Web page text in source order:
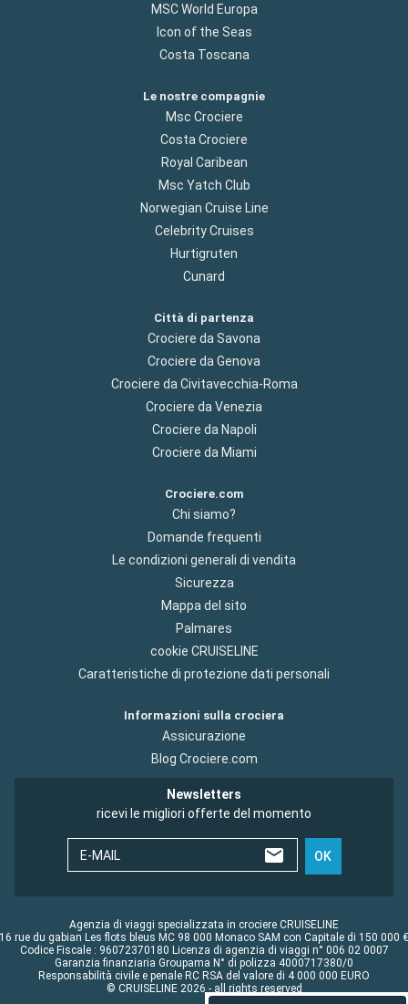
MSC World Europa
Icon of the Seas
Costa Toscana
Le nostre compagnie
Msc Crociere
Costa Crociere
Royal Caribean
Msc Yatch Club
Norwegian Cruise Line
Celebrity Cruises
Hurtigruten
Cunard
Città di partenza
Crociere da Savona
Crociere da Genova
Crociere da Civitavecchia-Roma
Crociere da Venezia
Crociere da Napoli
Crociere da Miami
Crociere.com
Chi siamo?
Domande frequenti
Le condizioni generali di vendita
Sicurezza
Mappa del sito
Palmares
cookie CRUISELINE
Caratteristiche di protezione dati personali
Informazioni sulla crociera
Assicurazione
Blog Crociere.com
Newsletters
ricevi le migliori offerte del momento
E-MAIL OK
Agenzia di viaggi specializzata in crociere CRUISELINE
16 rue du gabian Les flots bleus MC 98 000 Monaco SAM con Capitale di 150 000 €
Codice Fiscale : 96072370180 Licenza di agenzia di viaggi n° 006 02 0007
Garanzia finanziaria Groupama N° di polizza 4000717380/0
Responsabilità civile e penale RC RSA del valore di 4 000 000 EURO
© CRUISELINE 2026 - all rights reserved